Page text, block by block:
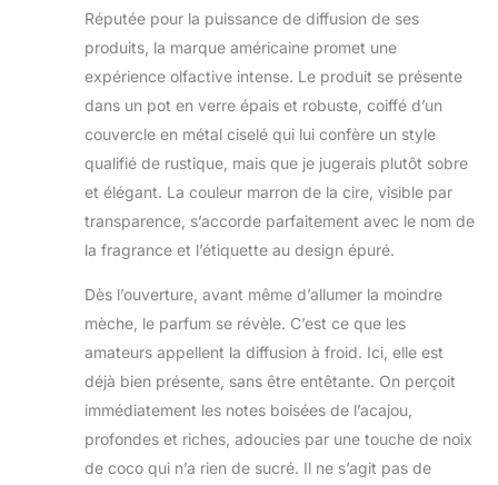
Réputée pour la puissance de diffusion de ses
produits, la marque américaine promet une
expérience olfactive intense. Le produit se présente
dans un pot en verre épais et robuste, coiffé d’un
couvercle en métal ciselé qui lui confère un style
qualifié de rustique, mais que je jugerais plutôt sobre
et élégant. La couleur marron de la cire, visible par
transparence, s’accorde parfaitement avec le nom de
la fragrance et l’étiquette au design épuré.
Dès l’ouverture, avant même d’allumer la moindre
mèche, le parfum se révèle. C’est ce que les
amateurs appellent la diffusion à froid. Ici, elle est
déjà bien présente, sans être entêtante. On perçoit
immédiatement les notes boisées de l’acajou,
profondes et riches, adoucies par une touche de noix
de coco qui n’a rien de sucré. Il ne s’agit pas de